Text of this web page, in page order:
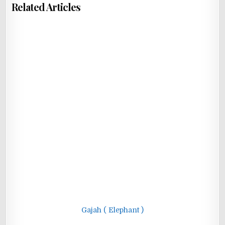
Related Articles
Gajah ( Elephant )